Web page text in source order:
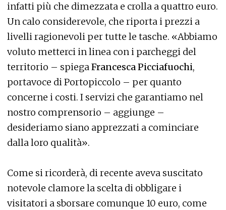
infatti più che dimezzata e crolla a quattro euro.
Un calo considerevole, che riporta i prezzi a
livelli ragionevoli per tutte le tasche. «Abbiamo
voluto metterci in linea con i parcheggi del
territorio – spiegaFrancesca Picciafuochi,
portavoce di Portopiccolo – per quanto
concerne i costi. I servizi che garantiamo nel
nostro comprensorio – aggiunge –
desideriamo siano apprezzati a cominciare
dalla loro qualità».
Come si ricorderà, di recente aveva suscitato
notevole clamore la scelta di obbligare i
visitatori a sborsare comunque 10 euro, come